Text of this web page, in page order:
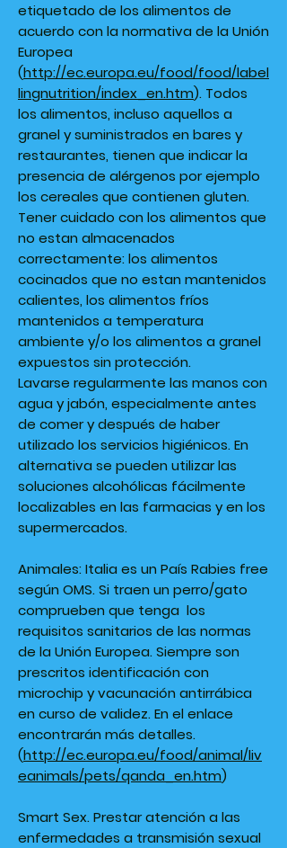
etiquetado de los alimentos de
acuerdo con la normativa de la Unión
Europea
(http://ec.europa.eu/food/food/label
lingnutrition/index_en.htm). Todos
los alimentos, incluso aquellos a
granel y suministrados en bares y
restaurantes, tienen que indicar la
presencia de alérgenos por ejemplo
los cereales que contienen gluten.
Tener cuidado con los alimentos que
no estan almacenados
correctamente: los alimentos
cocinados que no estan mantenidos
calientes, los alimentos fríos
mantenidos a temperatura
ambiente y/o los alimentos a granel
expuestos sin protección.
Lavarse regularmente las manos con
agua y jabón, especialmente antes
de comer y después de haber
utilizado los servicios higiénicos. En
alternativa se pueden utilizar las
soluciones alcohólicas fácilmente
localizables en las farmacias y en los
supermercados.
Animales: Italia es un País Rabies free
según OMS. Si traen un perro/gato
comprueben que tenga los
requisitos sanitarios de las normas
de la Unión Europea. Siempre son
prescritos identificación con
microchip y vacunación antirrábica
en curso de validez. En el enlace
encontrarán más detalles.
(http://ec.europa.eu/food/animal/liv
eanimals/pets/qanda_en.htm)
Smart Sex. Prestar atención a las
enfermedades a transmisión sexual